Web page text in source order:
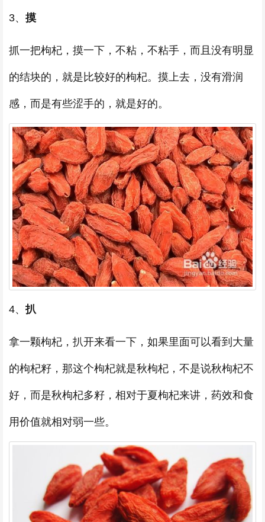
3、 摸
抓一把枸杞，摸一下，不粘，不粘手，而且没有明显
的结块的，就是比较好的枸杞。摸上去，没有滑润
感，而是有些涩手的，就是好的。
4、扒
拿一颗枸杞，扒开来看一下，如果里面可以看到大量
的枸杞籽，那这个枸杞就是秋枸杞，不是说秋枸杞不
好，而是秋枸杞多籽，相对于夏枸杞来讲，药效和食
用价值就相对弱一些。